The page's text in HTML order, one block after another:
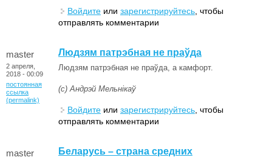
Войдите или зарегистрируйтесь , чтобы
отправлять комментарии
master
2 апреля,
2018 - 00:09
постоянная
ссылка
(permalink)
Людзям патрэбная не праўда
Людзям патрэбная не праўда, а камфорт.
(с) Андрэй Мельнікаў
Войдите или зарегистрируйтесь , чтобы
отправлять комментарии
master Беларусь – страна средних